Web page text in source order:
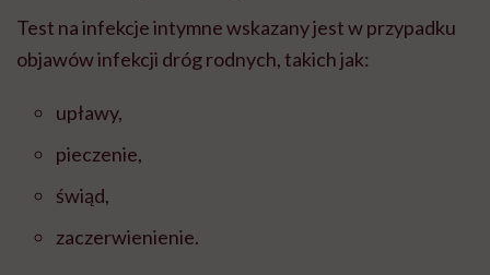
Test na infekcje intymne wskazany jest w przypadku
objawów infekcji dróg rodnych, takich jak:
upławy,
pieczenie,
świąd,
zaczerwienienie.